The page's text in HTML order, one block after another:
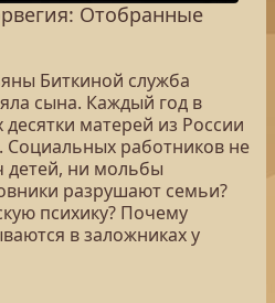
Отобранные
Биткиной служба
сына. Каждый год в
десятки матерей из России
Социальных работников не
детей, ни мольбы
разрушают семьи?
психику? Почему
в заложниках у